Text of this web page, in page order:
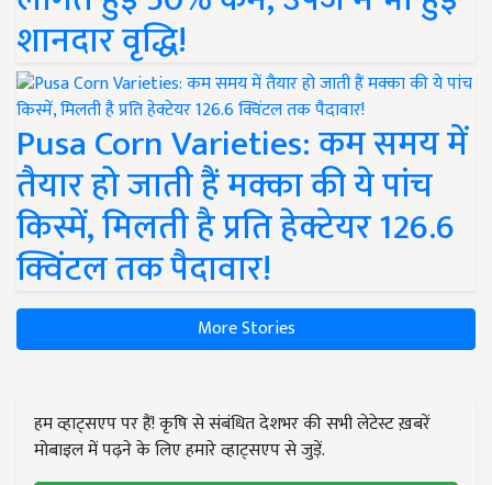
शानदार वृद्धि!
Pusa Corn Varieties: कम समय में
तैयार हो जाती हैं मक्का की ये पांच
किस्में, मिलती है प्रति हेक्टेयर 126.6
क्विंटल तक पैदावार!
More Stories
हम व्हाट्सएप पर हैं! कृषि से संबंधित देशभर की सभी लेटेस्ट ख़बरें
मोबाइल में पढ़ने के लिए हमारे व्हाट्सएप से जुड़ें.